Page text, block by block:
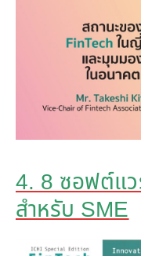
4. 8 ซอฟต์แ
สำหรับ SME